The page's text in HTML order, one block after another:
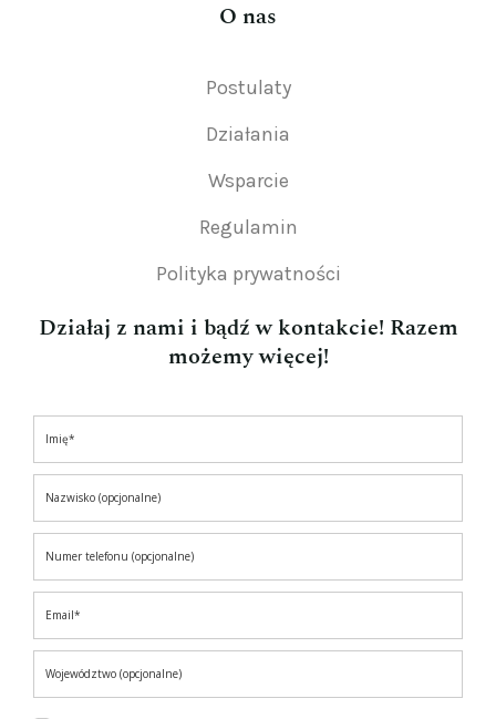
O nas
Postulaty
Działania
Wsparcie
Regulamin
Polityka prywatności
Działaj z nami i bądź w kontakcie! Razem
możemy więcej!